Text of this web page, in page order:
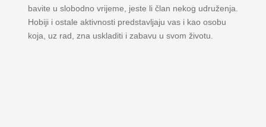
bavite u slobodno vrijeme, jeste li član nekog udruženja.
Hobiji i ostale aktivnosti predstavljaju vas i kao osobu
koja, uz rad, zna uskladiti i zabavu u svom životu.